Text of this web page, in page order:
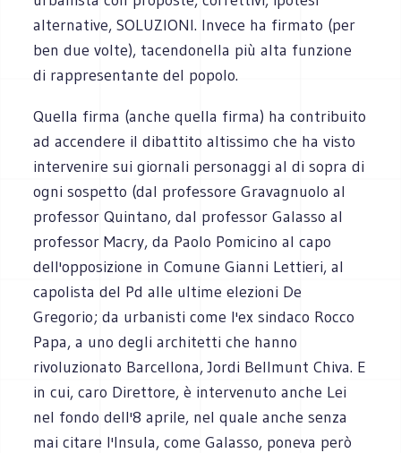
alternative, SOLUZIONI. Invece ha firmato (per
ben due volte), tacendonella più alta funzione
di rappresentante del popolo.
Quella firma (anche quella firma) ha contribuito
ad accendere il dibattito altissimo che ha visto
intervenire sui giornali personaggi al di sopra di
ogni sospetto (dal professore Gravagnuolo al
professor Quintano, dal professor Galasso al
professor Macry, da Paolo Pomicino al capo
dell'opposizione in Comune Gianni Lettieri, al
capolista del Pd alle ultime elezioni De
Gregorio; da urbanisti come l'ex sindaco Rocco
Papa, a uno degli architetti che hanno
rivoluzionato Barcellona, Jordi Bellmunt Chiva. E
in cui, caro Direttore, è intervenuto anche Lei
nel fondo dell'8 aprile, nel quale anche senza
mai citare l'Insula, come Galasso, poneva però